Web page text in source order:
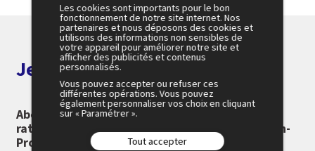
Je m'abonne aux alertes
Abonnez-vous à notre newsletter pour ne rien
rater des 26e Rencontres Économiques d'Aix-en-
Provence :
Les cookies sont importants pour le bon
fonctionnement de notre site internet. Nos
partenaires et nous déposons des cookies et
utilisons des informations non sensibles de
votre appareil pour améliorer notre site et
afficher des publicités et contenus
personnalisés.
Vous pouvez accepter ou refuser ces
différentes opérations. Vous pouvez
également personnaliser vos choix en cliquant
sur « Paramétrer ».
Tout accepter